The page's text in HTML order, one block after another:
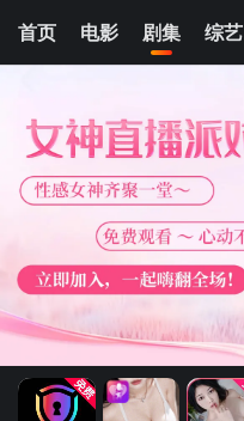
首页 电影 剧集 综艺
翘楚